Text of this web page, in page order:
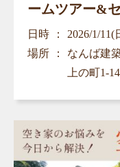
ームツアー&
日時
2026/1/
場所
なんば建
上の町1-